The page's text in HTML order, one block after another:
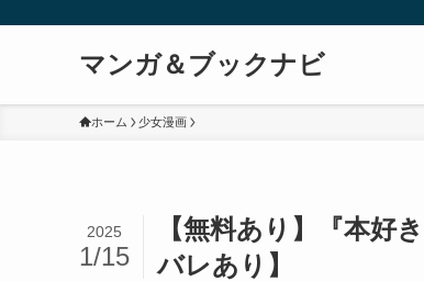
マンガ＆ブックナビ
ホーム 少女漫画
【無料あり】『本好
バレあり】
2025
1/15